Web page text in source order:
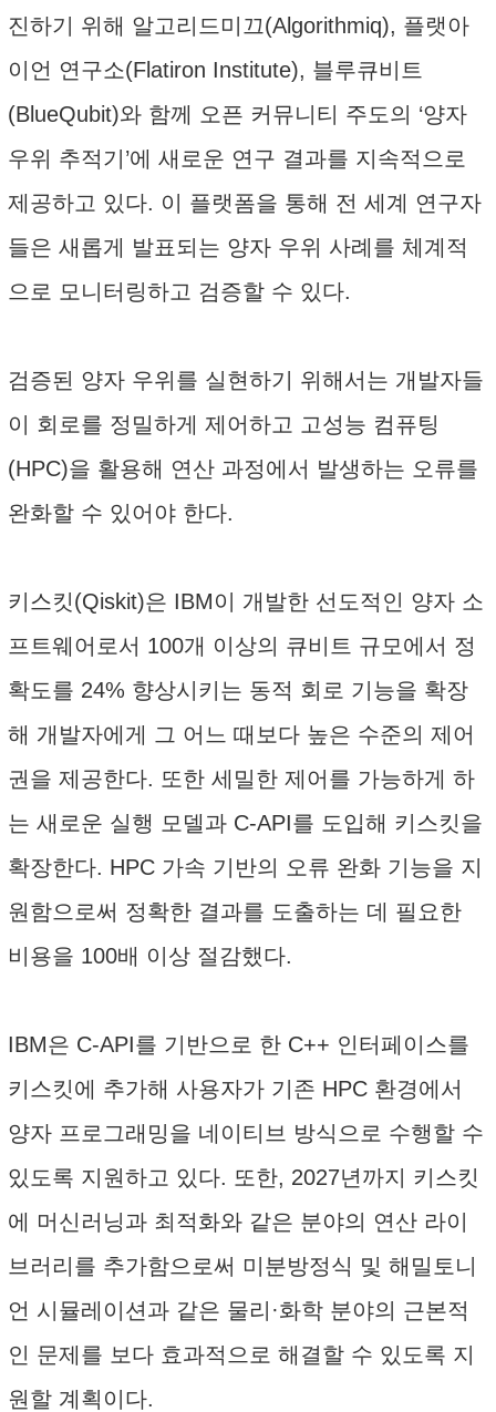
진하기 위해 알고리드미끄(Algorithmiq), 플랫아
이언 연구소(Flatiron Institute), 블루큐비트
(BlueQubit)와 함께 오픈 커뮤니티 주도의 ‘양자
우위 추적기’에 새로운 연구 결과를 지속적으로
제공하고 있다. 이 플랫폼을 통해 전 세계 연구자
들은 새롭게 발표되는 양자 우위 사례를 체계적
으로 모니터링하고 검증할 수 있다.
검증된 양자 우위를 실현하기 위해서는 개발자들
이 회로를 정밀하게 제어하고 고성능 컴퓨팅
(HPC)을 활용해 연산 과정에서 발생하는 오류를
완화할 수 있어야 한다.
키스킷(Qiskit)은 IBM이 개발한 선도적인 양자 소
프트웨어로서 100개 이상의 큐비트 규모에서 정
확도를 24% 향상시키는 동적 회로 기능을 확장
해 개발자에게 그 어느 때보다 높은 수준의 제어
권을 제공한다. 또한 세밀한 제어를 가능하게 하
는 새로운 실행 모델과 C-API를 도입해 키스킷을
확장한다. HPC 가속 기반의 오류 완화 기능을 지
원함으로써 정확한 결과를 도출하는 데 필요한
비용을 100배 이상 절감했다.
IBM은 C-API를 기반으로 한 C++ 인터페이스를
키스킷에 추가해 사용자가 기존 HPC 환경에서
양자 프로그래밍을 네이티브 방식으로 수행할 수
있도록 지원하고 있다. 또한, 2027년까지 키스킷
에 머신러닝과 최적화와 같은 분야의 연산 라이
브러리를 추가함으로써 미분방정식 및 해밀토니
언 시뮬레이션과 같은 물리·화학 분야의 근본적
인 문제를 보다 효과적으로 해결할 수 있도록 지
원할 계획이다.